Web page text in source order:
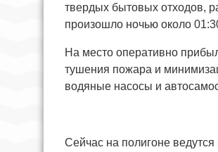
твердых бытовых отходов,
произошло ночью около
На место оперативно
тушения пожара и
водяные насосы и
Сейчас на полигоне